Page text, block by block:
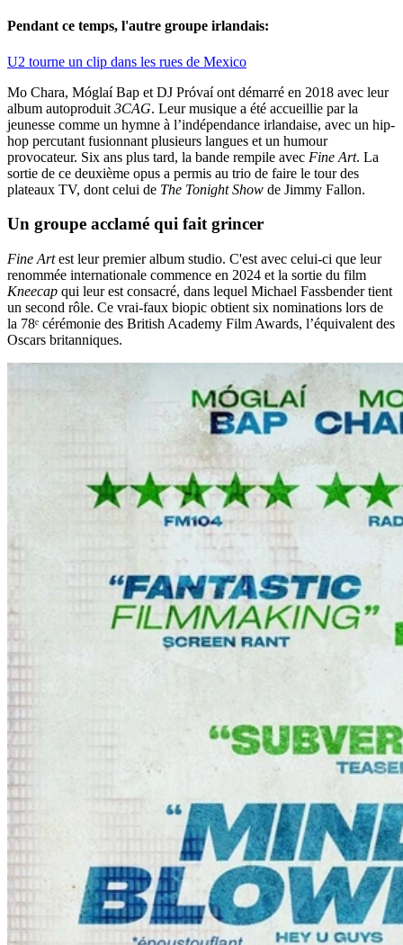
Pendant ce temps, l'autre groupe irlandais:
U2 tourne un clip dans les rues de Mexico
Mo Chara, Móglaí Bap et DJ Próvaí ont démarré en 2018 avec leur
album autoproduit 3CAG. Leur musique a été accueillie par la
jeunesse comme un hymne à l’indépendance irlandaise, avec un hip-
hop percutant fusionnant plusieurs langues et un humour
provocateur. Six ans plus tard, la bande rempile avec Fine Art. La
sortie de ce deuxième opus a permis au trio de faire le tour des
plateaux TV, dont celui de The Tonight Show de Jimmy Fallon.
Un groupe acclamé qui fait grincer
Fine Artest leur premier album studio. C'est avec celui-ci que leur
renommée internationale commence en 2024 et la sortie du film
Kneecap qui leur est consacré, dans lequel Michael Fassbender tient
un second rôle. Ce vrai-faux biopic obtient six nominations lors de
la 78ᵉ cérémonie des British Academy Film Awards, l’équivalent des
Oscars britanniques.